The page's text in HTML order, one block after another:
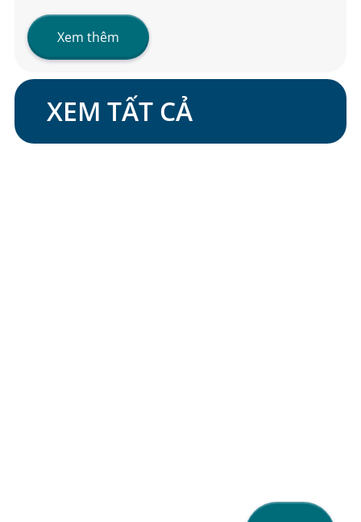
Xem thêm
XEM TẤT CẢ